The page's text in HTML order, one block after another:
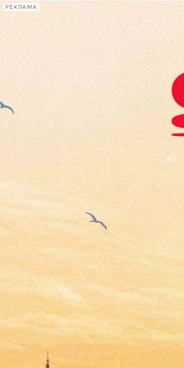
РЕКЛАМА
лекции
книги
Мариам
20 июля 2016,